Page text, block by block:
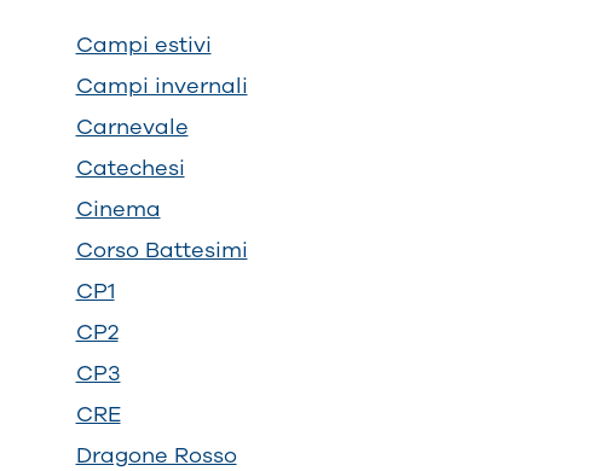
Campi estivi
Campi invernali
Carnevale
Catechesi
Cinema
Corso Battesimi
CP1
CP2
CP3
CRE
Dragone Rosso